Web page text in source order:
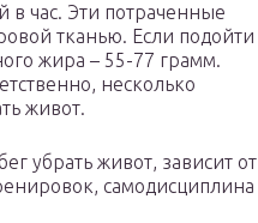
в час. Эти потраченные
тканью. Если подойти
жира – 55-77 грамм.
несколько
живот.
убрать живот, зависит от
самодисциплина